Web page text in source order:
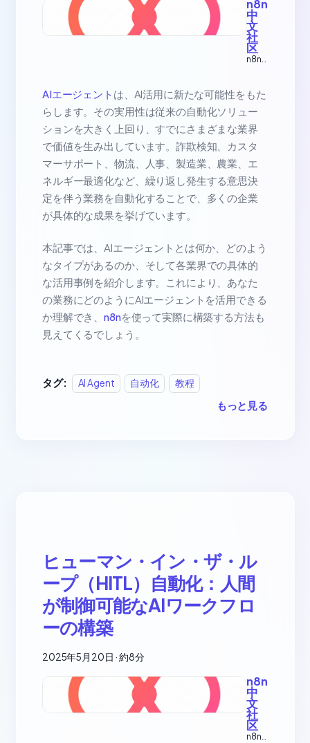
n8n
中
文
社
区
n8n
作流
中文
教程
AIエージェント は、AI活用に新たな可能性をもた
らします。その実用性は従来の自動化ソリュー
ションを大きく上回り、すでにさまざまな業界
で価値を生み出しています。詐欺検知、カスタ
マーサポート、物流、人事、製造業、農業、エ
ネルギー最適化など、繰り返し発生する意思決
定を伴う業務を自動化することで、多くの企業
が具体的な成果を挙げています。
本記事では、AIエージェントとは何か、どのよう
なタイプがあるのか、そして各業界での具体的
な活用事例を紹介します。これにより、あなた
の業務にどのようにAIエージェントを活用できる
か理解でき、n8nを使って実際に構築する方法も
見えてくるでしょう。
タグ: AI Agent 自动化 教程
もっと見る
ヒューマン・イン・ザ・ル
ープ（HITL）自動化：人間
が制御可能なAIワークフロ
ーの構築
2025年5月20日 ·約8分
n8n
中
文
社
区
n8n